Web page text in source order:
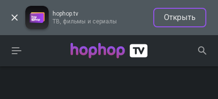
hophop.tv
ТВ, фильмы и сериалы
Открыть